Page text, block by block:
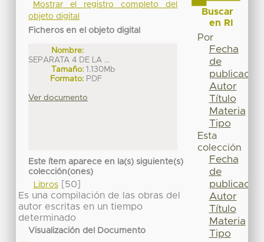
Mostrar el registro completo del
objeto digital
Ficheros en el objeto digital
Nombre:
SEPARATA 4 DE LA ...
Tamaño: 1.130Mb
Formato: PDF
Ver documento
Este ítem aparece en la(s) siguiente(s)
colección(ones)
Libros[50]
Es una compilación de las obras del
autor escritas en un tiempo
determinado
Visualización del Documento
Buscar
en RI
Por
Fecha
de
publicación
Autor
Título
Materia
Tipo
Esta
colección
Fecha
de
publicación
Autor
Título
Materia
Tipo